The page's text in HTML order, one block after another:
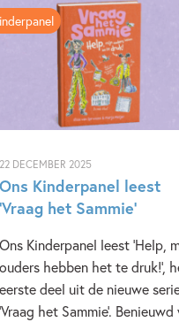
22 DECEMBER 2025
Ons Kinderpanel leest
‘Vraag het Sammie’
Ons Kinderpanel leest 'Help,
ouders hebben het te druk!',
eerste deel uit de nieuwe
'Vraag het Sammie'.